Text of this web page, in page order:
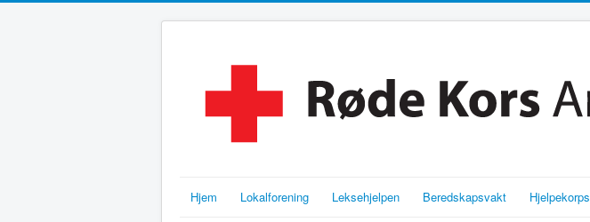
Hjem Lokalforening Leksehjelpen Beredskapsvakt Hjelpekorps